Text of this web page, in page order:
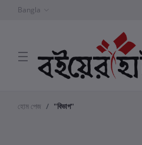
Bangla
হোম পেজ "বিভাগ"